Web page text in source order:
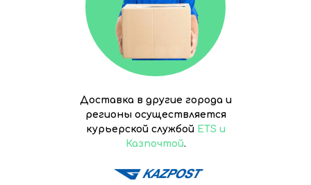
Доставка в другие города и
регионы осуществляется
курьерской службой ETS и
Казпочтой.